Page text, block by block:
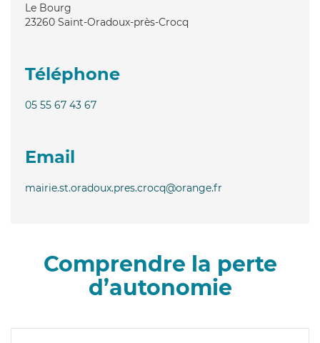
Le Bourg
23260 Saint-Oradoux-près-Crocq
Téléphone
05 55 67 43 67
Email
mairie.st.oradoux.pres.crocq@orange.fr
Comprendre la perte
d’autonomie